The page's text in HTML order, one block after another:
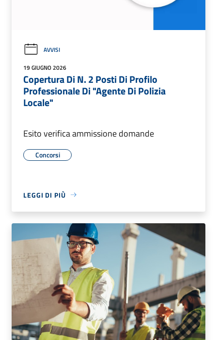
AVVISI
19 GIUGNO 2026
Copertura Di N. 2 Posti Di Profilo
Professionale Di "Agente Di Polizia
Locale"
Esito verifica ammissione domande
Concorsi
LEGGI DI PIÙ